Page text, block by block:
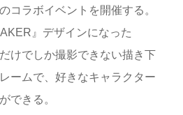
コラボイベントを開催する。
』デザインになった
けでしか撮影できない描き下
ームで、好きなキャラクター
できる。